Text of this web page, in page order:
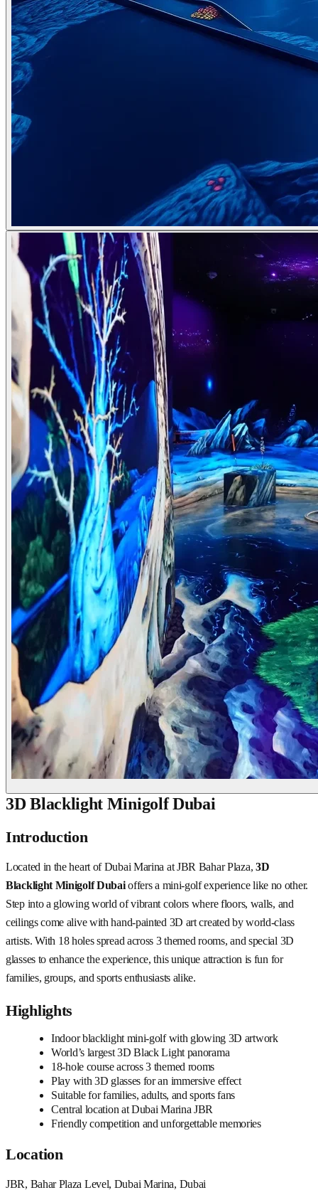
3D Blacklight Minigolf Dubai
Introduction
Located in the heart of Dubai Marina at JBR Bahar Plaza, 3D
Blacklight Minigolf Dubaioffers a mini-golf experience like no other.
Step into a glowing world of vibrant colors where floors, walls, and
ceilings come alive with hand-painted 3D art created by world-class
artists. With 18 holes spread across 3 themed rooms, and special 3D
glasses to enhance the experience, this unique attraction is fun for
families, groups, and sports enthusiasts alike.
Highlights
Indoor blacklight mini-golf with glowing 3D artwork
World’s largest 3D Black Light panorama
18-hole course across 3 themed rooms
Play with 3D glasses for an immersive effect
Suitable for families, adults, and sports fans
Central location at Dubai Marina JBR
Friendly competition and unforgettable memories
Location
JBR, Bahar Plaza Level, Dubai Marina, Dubai